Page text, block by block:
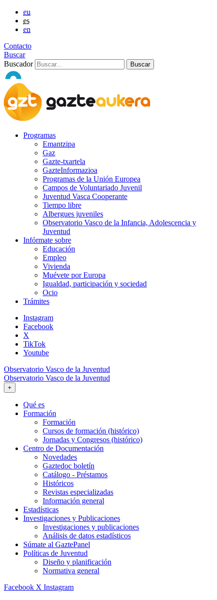
eu
es
en
Contacto
Buscar
Buscador
Programas
Emantzipa
Gaz
Gazte-txartela
GazteInformazioa
Programas de la Unión Europea
Campos de Voluntariado Juvenil
Juventud Vasca Cooperante
Tiempo libre
Albergues juveniles
Observatorio Vasco de la Infancia, Adolescencia y
Juventud
Infórmate sobre
Educación
Empleo
Vivienda
Muévete por Europa
Igualdad, participación y sociedad
Ocio
Trámites
Instagram
Facebook
X
TikTok
Youtube
Observatorio Vasco de la Juventud
Observatorio Vasco de la Juventud
+
Qué es
Formación
Formación
Cursos de formación (histórico)
Jornadas y Congresos (histórico)
Centro de Documentación
Novedades
Gaztedoc boletín
Catálogo - Préstamos
Históricos
Revistas especializadas
Información general
Estadísticas
Investigaciones y Publicaciones
Investigaciones y publicaciones
Análisis de datos estadísticos
Súmate al GaztePanel
Políticas de Juventud
Diseño y planificación
Normativa general
Facebook X Instagram